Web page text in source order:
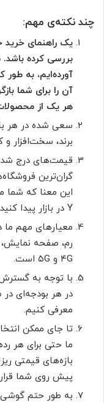
چند نکته‌ی مهم:
یک راهنمای
بررسی کرده
آورده‌ایم، به
آن را برای شما
هر یک از
سعی شده در هر
برند، سخت‌افزار و
قیمت‌های درج شده
گران‌ترین
Y در بازار پیدا کنید.
معیارهای مهم
رم، صفحه‌ نمایش،
۴G و ۵G است.
معرفی کنیم.
تا جای ممکن
ما حتی برای هر
بازه‌های قیمتی
پیش روی شما
به طور حتم